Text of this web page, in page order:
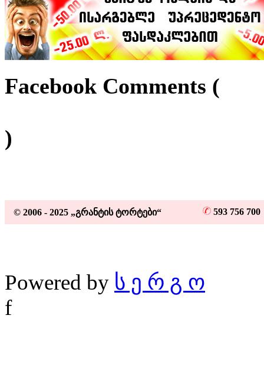
Facebook Comments (
)
© 2006 - 2025 „გრანტის ტორტები“ 593 756
Powered by ს ე რ გ ო
f